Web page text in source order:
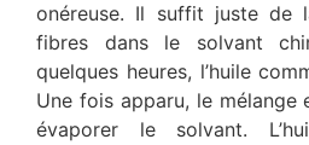
onéreuse. Il suffit juste de
fibres dans le solvant
quelques heures, l’huile
Une fois apparu, le
évaporer le solvant.